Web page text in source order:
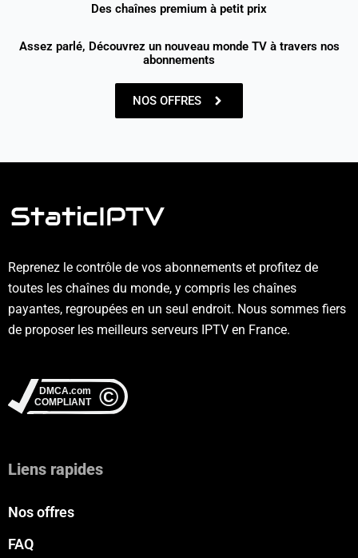
Des chaînes premium à petit prix
Assez parlé, Découvrez un nouveau monde TV à travers nos
abonnements
NOS OFFRES
Reprenez le contrôle de vos abonnements et profitez de
toutes les chaînes du monde, y compris les chaînes
payantes, regroupées en un seul endroit. Nous sommes fiers
de proposer les meilleurs serveurs IPTV en France.
Liens rapides
Nos offres
FAQ